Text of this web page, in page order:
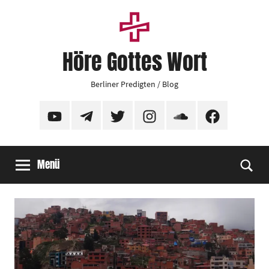
Höre Gottes Wort
Berliner Predigten / Blog
YouTubeTelegramTwitter InstagramSoundCloudFacebook
Menü